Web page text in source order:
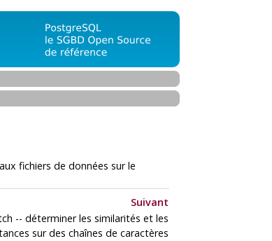
fichiers de données sur le
Suivant
-- déterminer les similarités et les
sur des chaînes de caractères